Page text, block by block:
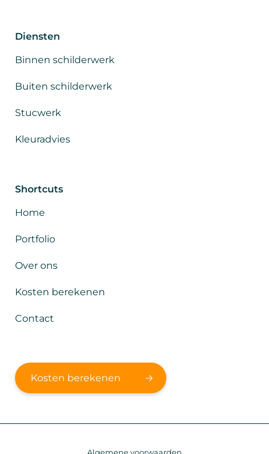
Diensten
Binnen schilderwerk
Buiten schilderwerk
Stucwerk
Kleuradvies
Shortcuts
Home
Portfolio
Over ons
Kosten berekenen
Contact
Kosten berekenen
Algemene voorwaarden